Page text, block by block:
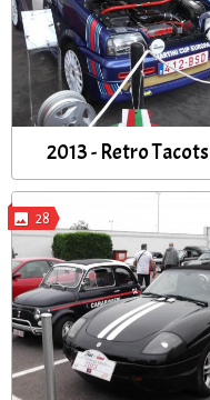
2013 - Retro Tacots
28